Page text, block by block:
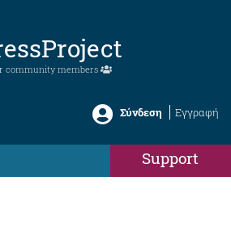
community members
Σύνδεση Εγγραφή
Support